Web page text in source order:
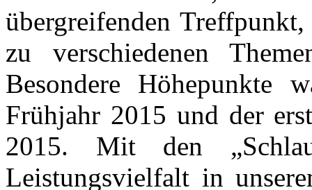
übergreifenden
zu verschiedenen
Besondere Höhepunkte
Frühjahr 2015 und der
2015. Mit den
Leistungsvielfalt in